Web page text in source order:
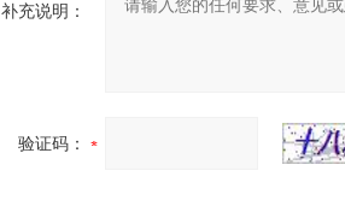
补充说明：
验证码：